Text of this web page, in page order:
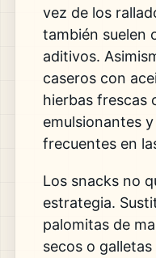
vez de los
también suelen
aditivos.
caseros con
hierbas frescas
emulsionantes
frecuentes en
Los snacks no
estrategia.
palomitas de
secos o